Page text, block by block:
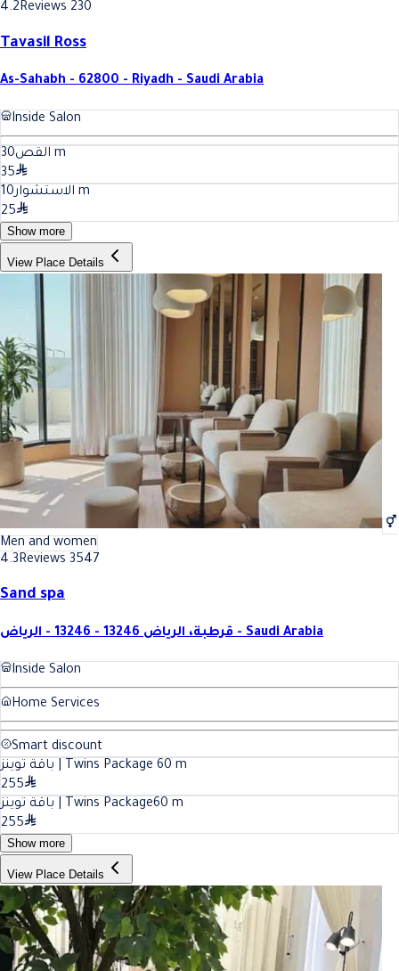
4.2Reviews 230
Tavasil Ross
As-Sahabh - 62800 - Riyadh - Saudi Arabia
Inside Salon
القص30
m
35
الاستشوار10
m
25
Show more
View Place Details
Men and women
4.3Reviews 3547
Sand spa
قرطبة، الرياض 13246 - 13246 - الرياض - Saudi Arabia
Inside Salon
Home Services
Smart discount
باقة توينز | Twins Package 60 m
255
باقة توينز | Twins Package60 m
255
Show more
View Place Details